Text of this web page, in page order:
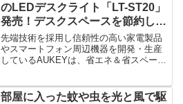
のLEDデスクライト「LT-ST20」
発売！デスクスペースを節約して
作業を快適に！
先端技術を採用し信頼性の高い家電製品
やスマートフォン周辺機器を開発・生産
しているAUKEYは、省エネ＆省スペース
部屋に入った蚊や虫を光と風で駆